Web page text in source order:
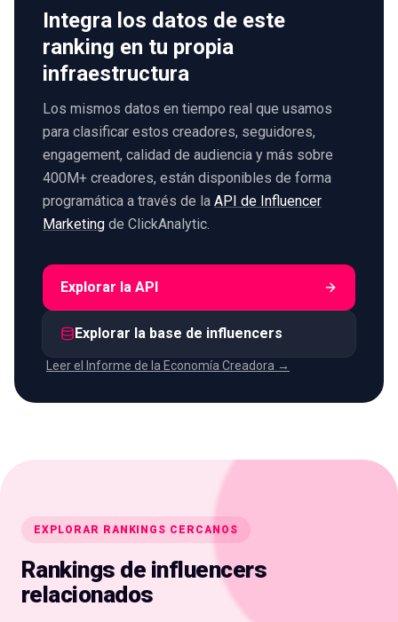
Integra los datos de este
ranking en tu propia
infraestructura
Los mismos datos en tiempo real que usamos
para clasificar estos creadores, seguidores,
engagement, calidad de audiencia y más sobre
400M+ creadores, están disponibles de forma
programática a través de la API de Influencer
Marketing de ClickAnalytic.
Explorar la API
Explorar la base de influencers
Leer el Informe de la Economía Creadora →
EXPLORAR RANKINGS CERCANOS
Rankings de influencers
relacionados